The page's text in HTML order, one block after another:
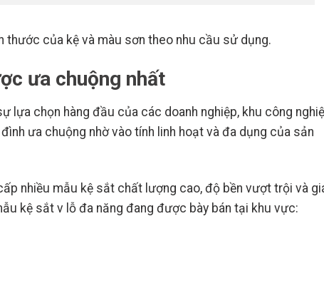
thước của kệ và màu sơn theo nhu cầu sử dụng.
ưa chuộng nhất
lựa chọn hàng đầu của các doanh nghiệp, khu công
ưa chuộng nhờ vào tính linh hoạt và đa dụng của sản
nhiều mẫu kệ sắt chất lượng cao, độ bền vượt trội và
kệ sắt v lỗ đa năng đang được bày bán tại khu vực: